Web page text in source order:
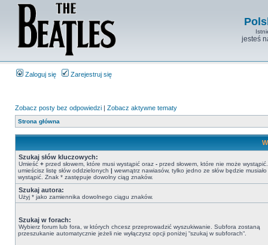
jesteś
Zaloguj się Zarejestruj się
Zobacz posty bez odpowiedzi | Zobacz aktywne tematy
Strona główna
Szukaj słów kluczowych:
Umieść + przed słowem, które musi wystąpić oraz - przed słowem, które nie może
umieścisz listę słów oddzielonych | wewnątrz nawiasów, tylko jedno ze słów będzie musiało
wystąpić. Znak * zastępuje dowolny ciąg znaków.
Szukaj autora:
Użyj * jako zamiennika dowolnego ciągu znaków.
Szukaj w forach:
Wybierz forum lub fora, w których chcesz przeprowadzić wyszukiwanie. Subfora zostaną
przeszukanie automatycznie jeżeli nie wyłączysz opcji poniżej “szukaj w subforach“.